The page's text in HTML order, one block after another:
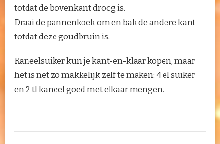
totdat de bovenkant droog is.
Draai de pannenkoek om en bak de andere kant
totdat deze goudbruin is.
Kaneelsuiker kun je kant-en-klaar kopen, maar
het is net zo makkelijk zelf te maken: 4 el suiker
en 2 tl kaneel goed met elkaar mengen.